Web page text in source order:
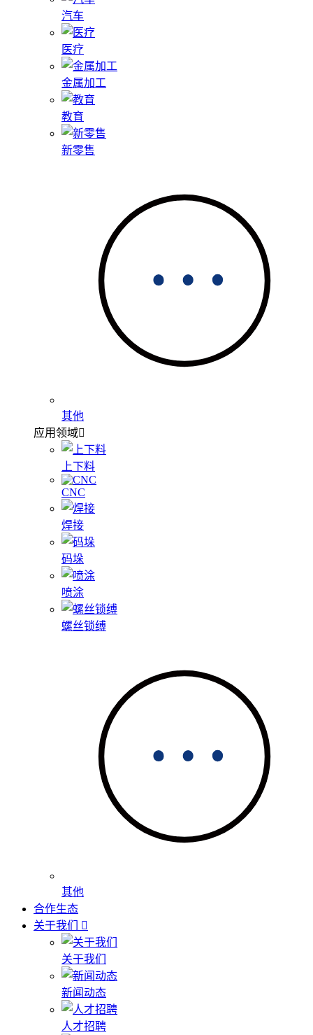
汽车
医疗
金属加工
教育
新零售
其他
应用领域
上下料
CNC
焊接
码垛
喷涂
螺丝锁缚
其他
合作生态
关于我们
关于我们
新闻动态
人才招聘